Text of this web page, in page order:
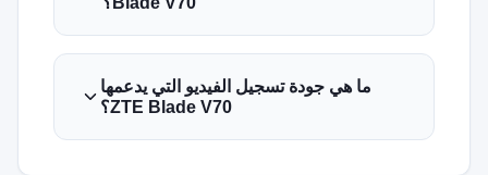
الفيديو التي يدعمها